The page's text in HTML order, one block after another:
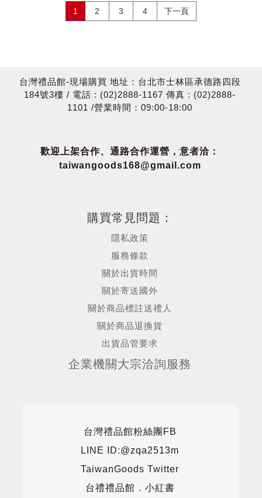
1 2 3 4 下一頁
台灣禮品館-現場購買 地址：台北市士林區承德路四段
184號3樓 / 電話 : (02)2888-1167 傳真 : (02)2888-
1101 /營業時間：09:00-18:00
歡迎上架合作、通路合作運營，意者洽：
taiwangoods168@gmail.com
購買常見問題：
隱私政策
服務條款
關於出貨時間
關於寄送國外
關於商品標註送禮人
關於商品退換貨
出貨品管要求
企業機關大宗洽詢服務
台灣禮品館粉絲團FB
LINE ID:@zqa2513m
TaiwanGoods Twitter
台禮禮品館．小紅書